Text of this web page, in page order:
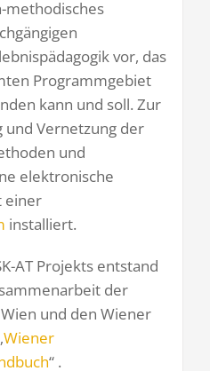
methodisches
vor, das
Programmgebiet
kann und soll. Zur
und Vernetzung der
und
elektronische
einer
installiert.
AT Projekts entstand
der
und den Wiener
Wiener
“ .